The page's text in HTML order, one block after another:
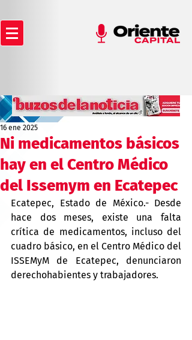
Ni medicamentos básicos
hay en el Centro Médico
del Issemym en Ecatepec
16 ene 2025
Ecatepec, Estado de México.- Desde
hace dos meses, existe una falta
crítica de medicamentos, incluso del
cuadro básico, en el Centro Médico del
ISSEMyM de Ecatepec, denunciaron
derechohabientes y trabajadores.